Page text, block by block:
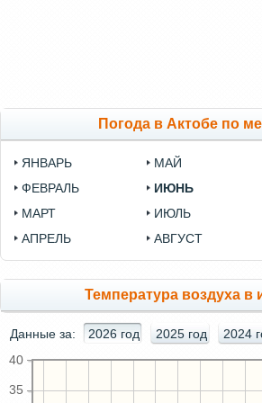
Погода в Актобе по
ЯНВАРЬ
ФЕВРАЛЬ
МАРТ
АПРЕЛЬ
МАЙ
ИЮНЬ
ИЮЛЬ
АВГУСТ
Температура воздуха в
Данные за: 2026 год 2025 год 2024
35
40